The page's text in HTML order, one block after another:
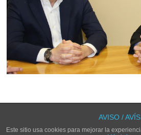
LOS COMENTARIOS Y
AVISO / AVÍS
Este sitio usa cookies para mejorar la